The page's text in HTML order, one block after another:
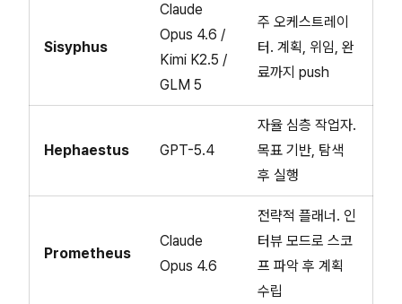
Sisyphus
Claude
Opus 4.6 /
Kimi K2.5 /
GLM 5
주 오케스트레이
터. 계획, 위임, 완
료까지 push
Hephaestus GPT-5.4
자율 심층 작업자.
목표 기반, 탐색
후 실행
Prometheus
Claude
Opus 4.6
전략적 플래너. 인
터뷰 모드로 스코
프 파악 후 계획
수립